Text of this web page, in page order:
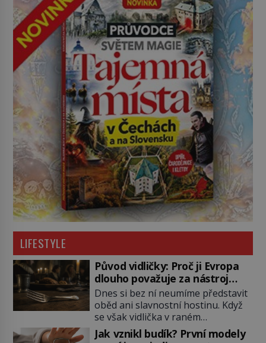
LIFESTYLE
Původ vidličky: Proč ji Evropa
dlouho považuje za nástroj
samotného satana?
Dnes si bez ní neumíme představit
oběd ani slavnostní hostinu. Když
se však vidlička v raném
středověku objevuje na evropských
Jak vznikl budík? První modely